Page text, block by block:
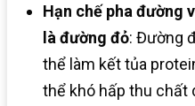
Hạn chế pha đường
là đường đỏ: Đường
thể làm kết tủa
thể khó hấp thu chất